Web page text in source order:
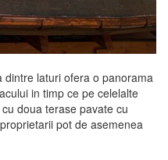
laturi ofera o panorama
in timp ce pe celelalte
doua terase pavate cu
pot de asemenea